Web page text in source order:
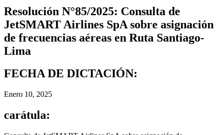
Resolución N°85/2025: Consulta de
JetSMART Airlines SpA sobre asignación
de frecuencias aéreas en Ruta Santiago-
Lima
FECHA DE DICTACIÓN:
Enero 10, 2025
carátula: